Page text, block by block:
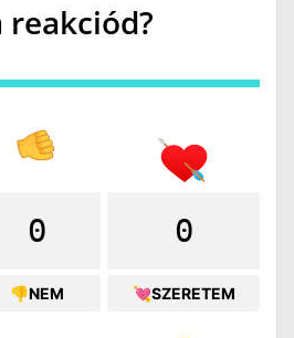
reakciód?
0
👎NEM
0
💘SZERETEM